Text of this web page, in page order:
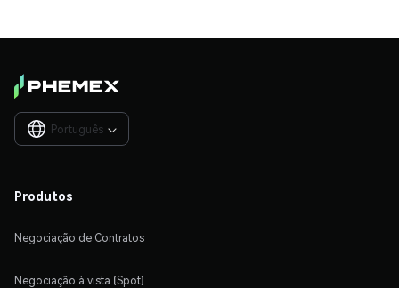
Português 
Produtos
Negociação de Contratos
Negociação à vista (Spot)